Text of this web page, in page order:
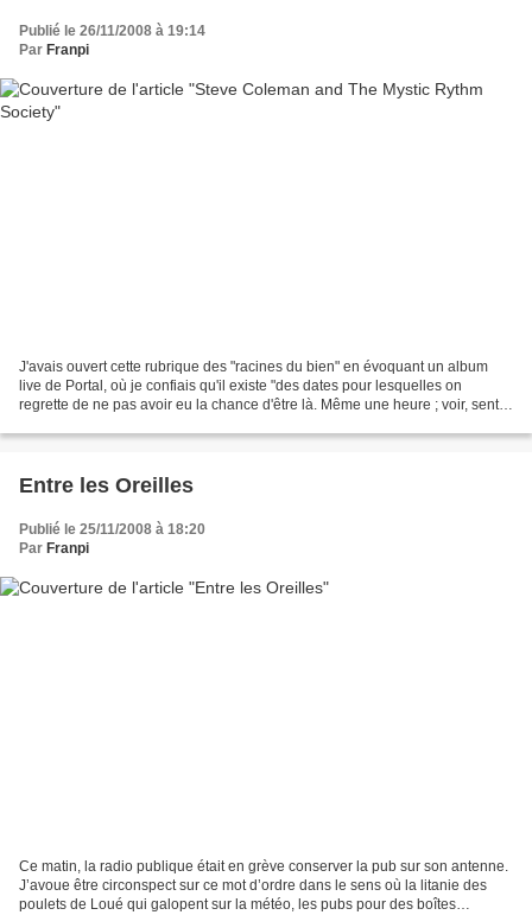
Publié le 26/11/2008 à 19:14
Par Franpi
J'avais ouvert cette rubrique des "racines du bien" en évoquant un album
live de Portal, où je confiais qu'il existe "des dates pour lesquelles on
regrette de ne pas avoir eu la chance d'être là. Même une heure ; voir, sentir.
Entre les Oreilles
Publié le 25/11/2008 à 18:20
Par Franpi
Ce matin, la radio publique était en grève conserver la pub sur son antenne.
J’avoue être circonspect sur ce mot d’ordre dans le sens où la litanie des
poulets de Loué qui galopent sur la météo, les pubs pour des boîtes